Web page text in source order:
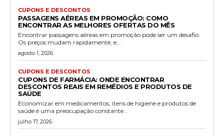
CUPONS E DESCONTOS
PASSAGENS AÉREAS EM PROMOÇÃO: COMO
ENCONTRAR AS MELHORES OFERTAS DO MÊS
Encontrar passagens aéreas em promoção pode ser um desafio.
Os preços mudam rapidamente, e...
agosto 1, 2026
CUPONS E DESCONTOS
CUPONS DE FARMÁCIA: ONDE ENCONTRAR
DESCONTOS REAIS EM REMÉDIOS E PRODUTOS DE
SAÚDE
Economizar em medicamentos, itens de higiene e produtos de
saúde é uma preocupação constante...
julho 17, 2026